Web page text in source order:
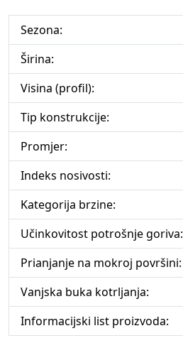
Sezona:
Širina:
Visina (profil):
Tip konstrukcije:
Promjer:
Indeks nosivosti:
Kategorija brzine:
Učinkovitost potrošnje goriva:
Prianjanje na mokroj površini:
Vanjska buka kotrljanja:
Informacijski list proizvoda: